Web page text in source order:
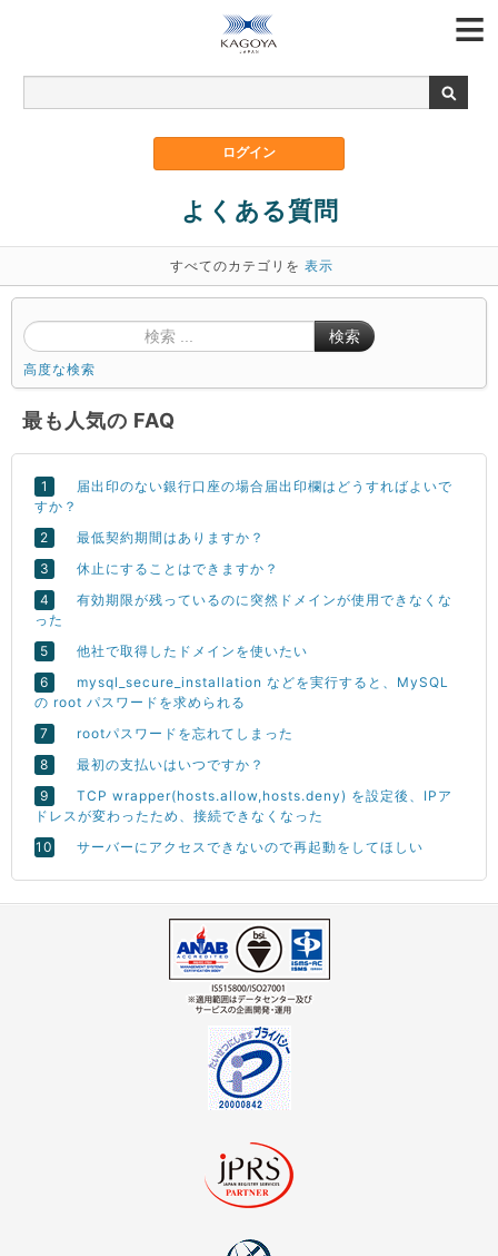
よくある質問
すべてのカテゴリを 表示
検索
高度な検索
最も人気の FAQ
届出印のない銀行口座の場合届出印欄はどうすればよいで
すか？
最低契約期間はありますか？
休止にすることはできますか？
有効期限が残っているのに突然ドメインが使用できなくな
った
他社で取得したドメインを使いたい
mysql_secure_installation などを実行すると、MySQL
の root パスワードを求められる
rootパスワードを忘れてしまった
最初の支払いはいつですか？
TCP wrapper(hosts.allow,hosts.deny) を設定後、IPア
ドレスが変わったため、接続できなくなった
サーバーにアクセスできないので再起動をしてほしい